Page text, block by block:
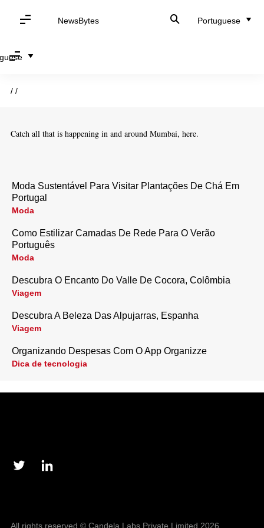
NewsBytes Portuguese
/ /
Catch all that is happening in and around Mumbai, here.
Moda Sustentável Para Visitar Plantações De Chá Em
Portugal
Moda
Como Estilizar Camadas De Rede Para O Verão
Português
Moda
Descubra O Encanto Do Valle De Cocora, Colômbia
Viagem
Descubra A Beleza Das Alpujarras, Espanha
Viagem
Organizando Despesas Com O App Organizze
Dica de tecnologia
All rights reserved © Candela Labs Private Limited 2026